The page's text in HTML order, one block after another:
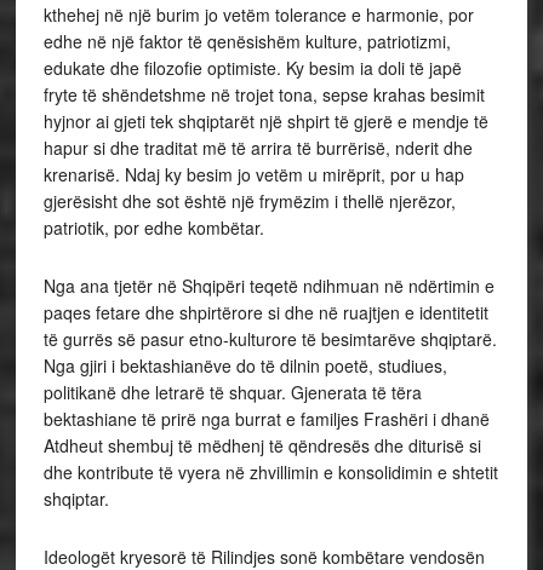
kthehej në një burim jo vetëm tolerance e harmonie, por
edhe në një faktor të qenësishëm kulture, patriotizmi,
edukate dhe filozofie optimiste. Ky besim ia doli të japë
fryte të shëndetshme në trojet tona, sepse krahas besimit
hyjnor ai gjeti tek shqiptarët një shpirt të gjerë e mendje të
hapur si dhe traditat më të arrira të burrërisë, nderit dhe
krenarisë. Ndaj ky besim jo vetëm u mirëprit, por u hap
gjerësisht dhe sot është një frymëzim i thellë njerëzor,
patriotik, por edhe kombëtar.
Nga ana tjetër në Shqipëri teqetë ndihmuan në ndërtimin e
paqes fetare dhe shpirtërore si dhe në ruajtjen e identitetit
të gurrës së pasur etno-kulturore të besimtarëve shqiptarë.
Nga gjiri i bektashianëve do të dilnin poetë, studiues,
politikanë dhe letrarë të shquar. Gjenerata të tëra
bektashiane të prirë nga burrat e familjes Frashëri i dhanë
Atdheut shembuj të mëdhenj të qëndresës dhe diturisë si
dhe kontribute të vyera në zhvillimin e konsolidimin e shtetit
shqiptar.
Ideologët kryesorë të Rilindjes sonë kombëtare vendosën